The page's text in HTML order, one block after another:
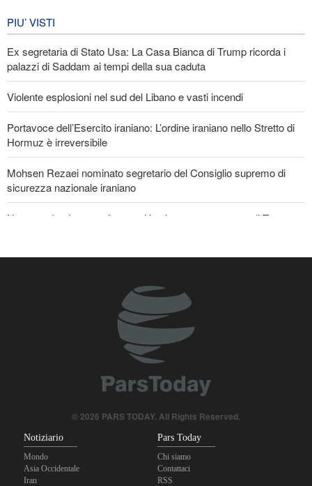
EVENTI
PIU’ VISTI
Ex segretaria di Stato Usa: La Casa Bianca di Trump ricorda i
palazzi di Saddam ai tempi della sua caduta
Violente esplosioni nel sud del Libano e vasti incendi
Portavoce dell’Esercito iraniano: L’ordine iraniano nello Stretto di
Hormuz è irreversibile
Mohsen Rezaei nominato segretario del Consiglio supremo di
sicurezza nazionale iraniano
Nota conduttrice americana critica le promesse vuote di Trump
Il prezzo del petrolio torna a salire
Stallo nei negoziati tra il governo libanese e il regime sionista
© 2026 PARS TODAY. All Rights Reserved.
Notiziario
Mondo
Asia Occidentale
Iran
Pars Today
Chi siamo
Contattaci
RSS